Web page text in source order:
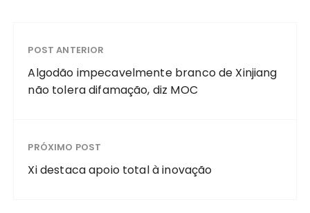
POST ANTERIOR
Algodão impecavelmente branco de Xinjiang
não tolera difamação, diz MOC
PRÓXIMO POST
Xi destaca apoio total à inovação